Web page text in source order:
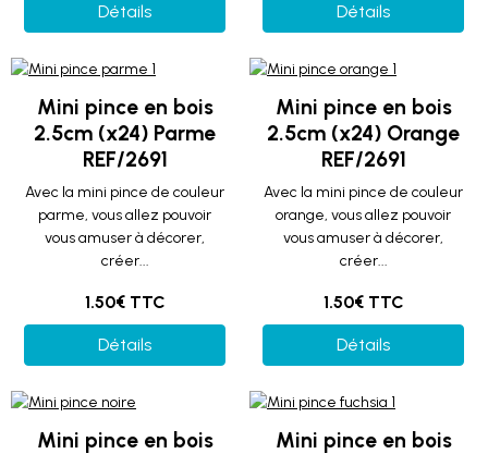
Détails Détails
Mini pince en bois
2.5cm (x24) Parme
REF/2691
Avec la mini pince de couleur
parme, vous allez pouvoir
vous amuser à décorer,
créer...
1.50€ TTC
Détails
Mini pince en bois
2.5cm (x24) Orange
REF/2691
Avec la mini pince de couleur
orange, vous allez pouvoir
vous amuser à décorer,
créer...
1.50€ TTC
Détails
Mini pince en bois
Mini pince en bois